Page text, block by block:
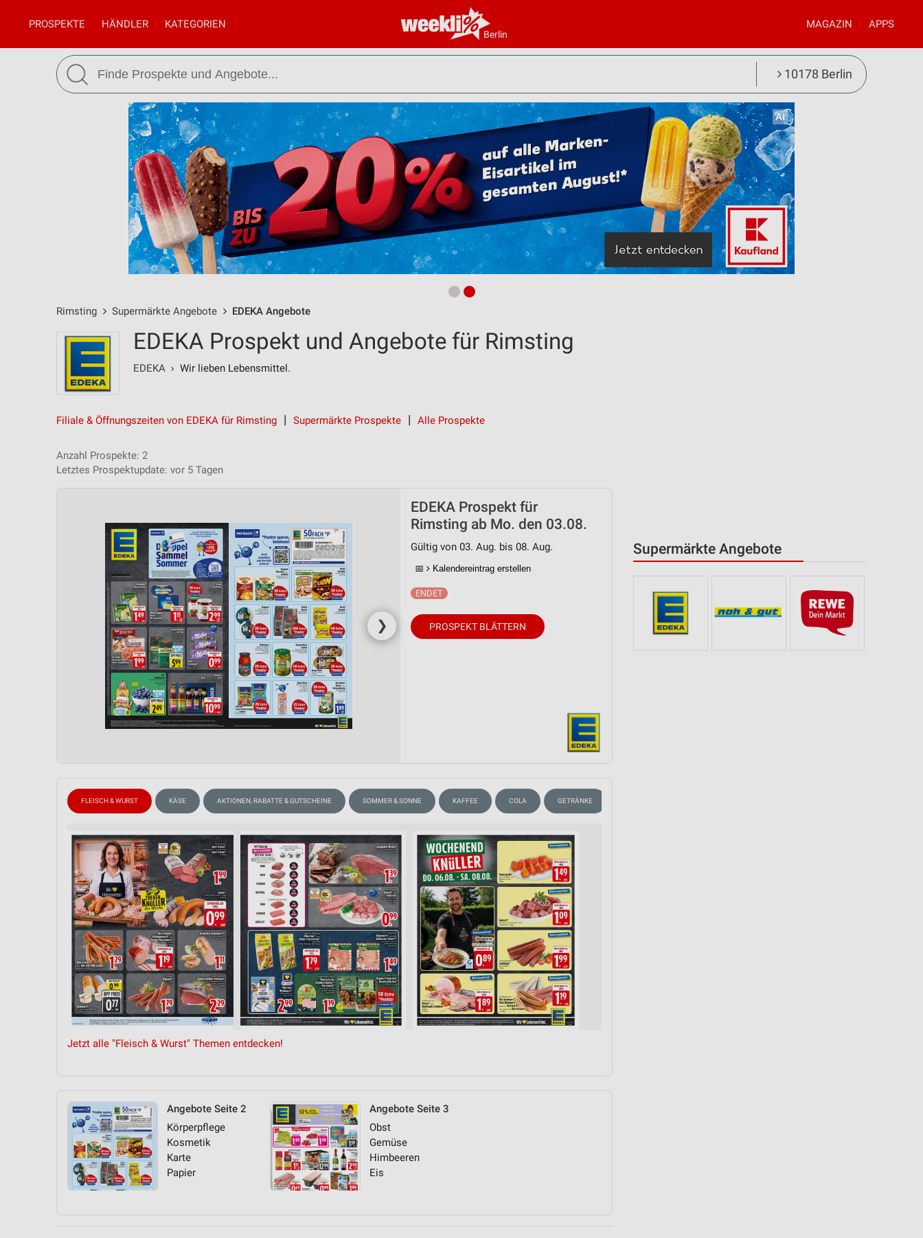
Berlin
PROSPEKTE HÄNDLER KATEGORIEN MAGAZIN APPS
10178 Berlin
Rimsting Supermärkte Angebote EDEKA Angebote
Supermärkte Angebote
EDEKA Prospekt und Angebote für Rimsting
EDEKA › Wir lieben Lebensmittel.
Filiale & Öffnungszeiten von EDEKA für Rimsting Supermärkte Prospekte Alle Prospekte
Anzahl Prospekte: 2
Letztes Prospektupdate: vor 5 Tagen
❯
EDEKA Prospekt für
Rimsting ab Mo. den 03.08.
Gültig von 03. Aug. bis 08. Aug.
📅 Kalendereintrag erstellen
PROSPEKT BLÄTTERN
FLEISCH & WURST KÄSE AKTIONEN, RABATTE & GUTSCHEINE SOMMER & SONNE KAFFEE COLA GETRÄNKE
Jetzt alle "Fleisch & Wurst" Themen entdecken!
Angebote Seite 2
Körperpflege
Kosmetik
Karte
Papier
Angebote Seite 3
Obst
Gemüse
Himbeeren
Eis